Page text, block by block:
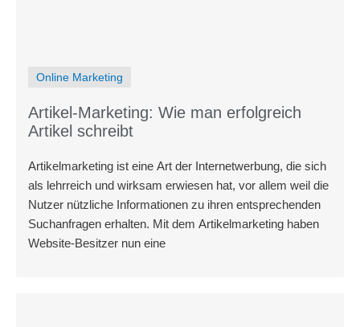
Online Marketing
Artikel-Marketing: Wie man erfolgreich
Artikel schreibt
Artikelmarketing ist eine Art der Internetwerbung, die sich
als lehrreich und wirksam erwiesen hat, vor allem weil die
Nutzer nützliche Informationen zu ihren entsprechenden
Suchanfragen erhalten. Mit dem Artikelmarketing haben
Website-Besitzer nun eine